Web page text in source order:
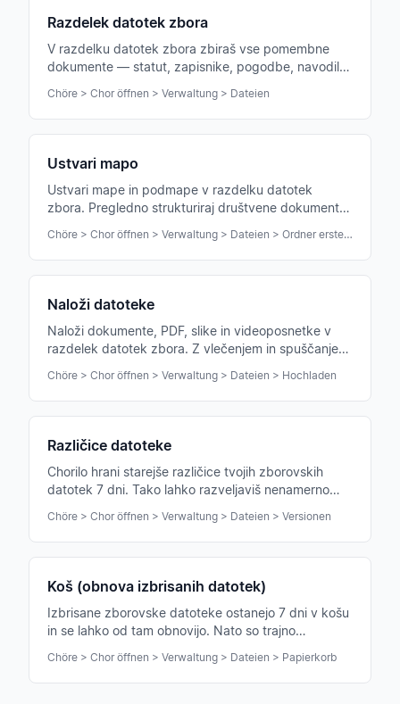
Razdelek datotek zbora
V razdelku datotek zbora zbiraš vse pomembne
dokumente — statut, zapisnike, pogodbe, navodila.
Chöre > Chor öffnen > Verwaltung > Dateien
Ustvari mapo
Ustvari mape in podmape v razdelku datotek
zbora. Pregledno strukturiraj društvene dokumente,
Chöre > Chor öffnen > Verwaltung > Dateien > Ordner erstellen
Naloži datoteke
Naloži dokumente, PDF, slike in videoposnetke v
razdelek datotek zbora. Z vlečenjem in spuščanjem
Chöre > Chor öffnen > Verwaltung > Dateien > Hochladen
Različice datoteke
Chorilo hrani starejše različice tvojih zborovskih
datotek 7 dni. Tako lahko razveljaviš nenamerno
Chöre > Chor öffnen > Verwaltung > Dateien > Versionen
Koš (obnova izbrisanih datotek)
Izbrisane zborovske datoteke ostanejo 7 dni v košu
in se lahko od tam obnovijo. Nato so trajno
Chöre > Chor öffnen > Verwaltung > Dateien > Papierkorb